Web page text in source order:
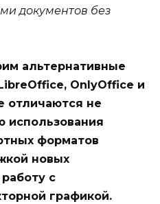
документов без
альтернативные
OnlyOffice и
отличаются не
использования
форматов
новых
с
графикой.